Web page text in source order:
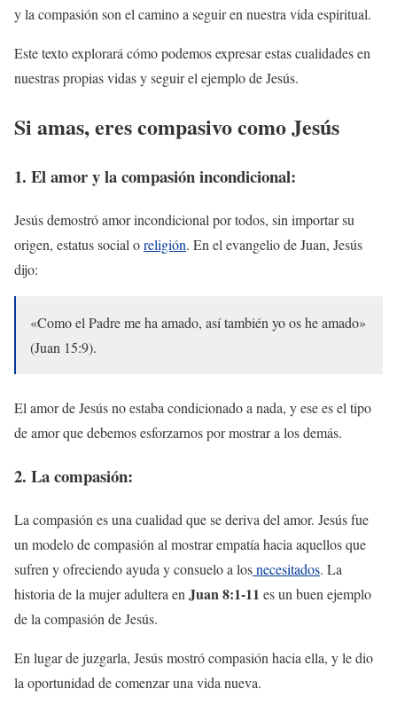
y la compasión son el camino a seguir en nuestra vida espiritual.
Este texto explorará cómo podemos expresar estas cualidades en
nuestras propias vidas y seguir el ejemplo de Jesús.
Si amas, eres compasivo como Jesús
1. El amor y la compasión incondicional:
Jesús demostró amor incondicional por todos, sin importar su
origen, estatus social oreligión. En el evangelio de Juan, Jesús
dijo:
«Como el Padre me ha amado, así también yo os he amado»
(Juan 15:9).
El amor de Jesús no estaba condicionado a nada, y ese es el tipo
de amor que debemos esforzarnos por mostrar a los demás.
2. La compasión:
La compasión es una cualidad que se deriva del amor. Jesús fue
un modelo de compasión al mostrar empatía hacia aquellos que
sufren y ofreciendo ayuda y consuelo a losnecesitados. La
historia de la mujer adultera en Juan 8:1-11 es un buen ejemplo
de la compasión de Jesús.
En lugar de juzgarla, Jesús mostró compasión hacia ella, y le dio
la oportunidad de comenzar una vida nueva.